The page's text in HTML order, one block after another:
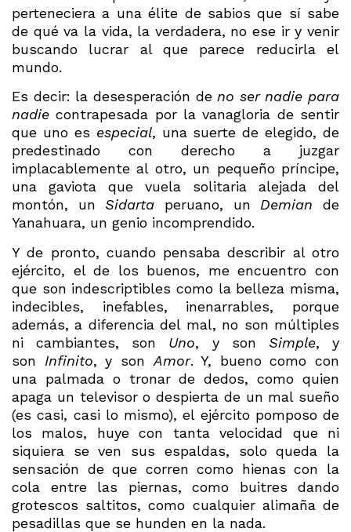
perteneciera a una élite de sabios que sí sabe
de qué va la vida, la verdadera, no ese ir y venir
buscando lucrar al que parece reducirla el
mundo.
Es decir: la desesperación deno ser nadie para
nadie contrapesada por la vanagloria de sentir
que uno es especial, una suerte de elegido, de
predestinado con derecho a juzgar
implacablemente al otro, un pequeño príncipe,
una gaviota que vuela solitaria alejada del
montón, unSidarta peruano, un Demian de
Yanahuara, un genio incomprendido.
Y de pronto, cuando pensaba describir al otro
ejército, el de los buenos, me encuentro con
que son indescriptibles como la belleza misma,
indecibles, inefables, inenarrables, porque
además, a diferencia del mal, no son múltiples
ni cambiantes, son Uno, y son Simple, y
son Infinito, y son Amor. Y, bueno como con
una palmada o tronar de dedos, como quien
apaga un televisor o despierta de un mal sueño
(es casi, casi lo mismo), el ejército pomposo de
los malos, huye con tanta velocidad que ni
siquiera se ven sus espaldas, solo queda la
sensación de que corren como hienas con la
cola entre las piernas, como buitres dando
grotescos saltitos, como cualquier alimaña de
pesadillas que se hunden en la nada.